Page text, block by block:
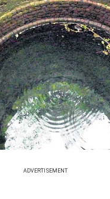
ADVERTISEMENT